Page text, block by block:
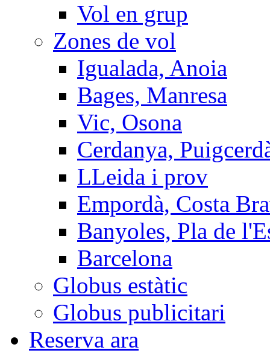
Vol en grup
Zones de vol
Igualada, Anoia
Bages, Manresa
Vic, Osona
Cerdanya,
LLeida i prov
Empordà, Costa
Banyoles, Pla de
Barcelona
Globus estàtic
Globus publicitari
Reserva ara